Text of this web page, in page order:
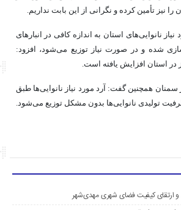
نیز تأمین کرده و نگرانی از این بابت نداریم.
نیاز نانوایی‌های استان به اندازه کافی در انبارهای
شده و در صورت نیاز توزیع می‌شود، افزود:
در استان افزایش یافته است.
سمنان همچنین گفت: آرد مورد نیاز نانوایی‌ها طبق
تولیدی نانوایی‌ها بدون مشکل توزیع می‌شود.
ارتقای کیفیت فضای شهری مهدی‌شهر